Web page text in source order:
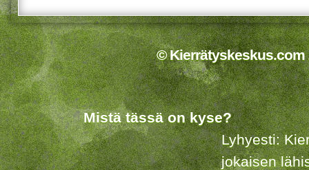
© Kierrätyskeskus.com
Mistä tässä on kyse?
Lyhyesti:
jokaisen